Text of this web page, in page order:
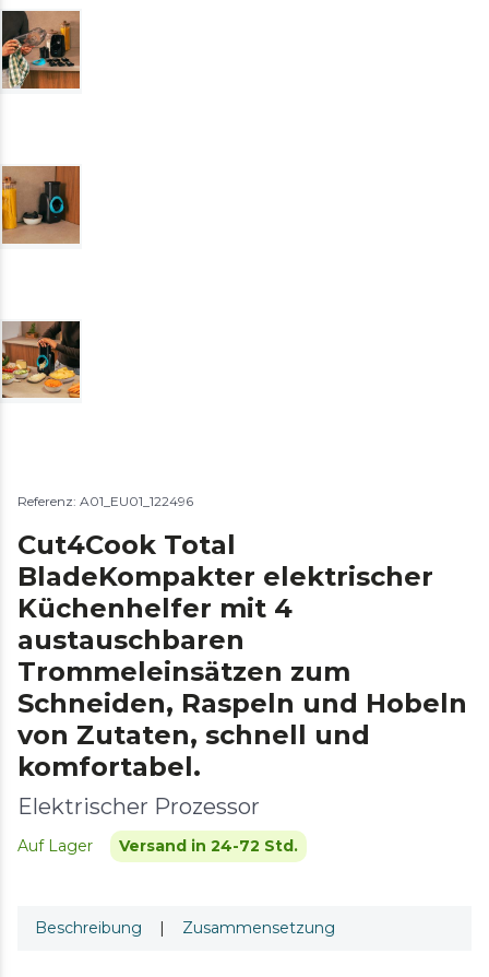
Referenz: A01_EU01_122496
Cut4Cook Total
BladeKompakter elektrischer
Küchenhelfer mit 4
austauschbaren
Trommeleinsätzen zum
Schneiden, Raspeln und Hobeln
von Zutaten, schnell und
komfortabel.
Elektrischer Prozessor
Auf Lager Versand in 24-72 Std.
Beschreibung | Zusammensetzung